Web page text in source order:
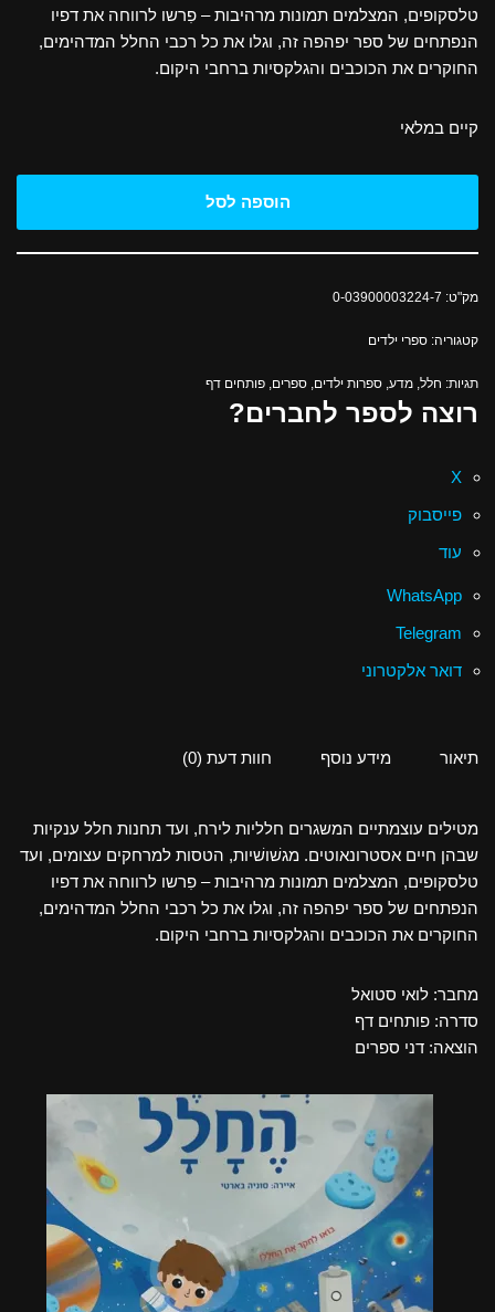
טלסקופים, המצלמים תמונות מרהיבות – פִרשו לרווחה את דפיו
הנפתחים של ספר יפהפה זה, וגלו את כל רכבי החלל המדהימים,
החוקרים את הכוכבים והגלקסיות ברחבי היקום.
קיים במלאי
הוספה לסל
מק"ט: 0-03900003224-7
קטגוריה: ספרי ילדים
תגיות: חלל, מדע, ספרות ילדים, ספרים, פותחים דף
רוצה לספר לחברים?
X
פייסבוק
עוד
WhatsApp
Telegram
דואר אלקטרוני
תיאור מידע נוסף חוות דעת (0)
מטילים עוצמתיים המשגרים חלליות לירח, ועד תחנות חלל ענקיות
שבהן חיים אסטרונאוטים. מגשׁושׁיות, הטסות למרחקים עצומים, ועד
טלסקופים, המצלמים תמונות מרהיבות – פִרשו לרווחה את דפיו
הנפתחים של ספר יפהפה זה, וגלו את כל רכבי החלל המדהימים,
החוקרים את הכוכבים והגלקסיות ברחבי היקום.
מחבר: לואי סטואל
סדרה: פותחים דף
הוצאה: דני ספרים